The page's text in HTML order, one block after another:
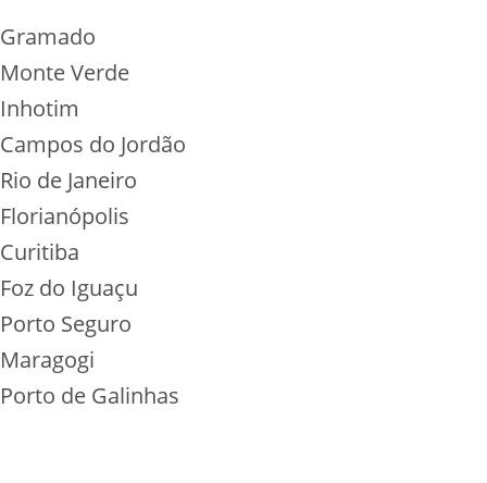
Gramado
Monte Verde
Inhotim
Campos do Jordão
Rio de Janeiro
Florianópolis
Curitiba
Foz do Iguaçu
Porto Seguro
Maragogi
Porto de Galinhas